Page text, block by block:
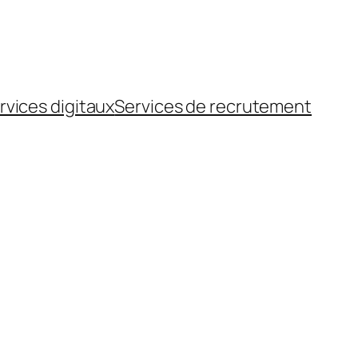
digitauxServices de recrutement